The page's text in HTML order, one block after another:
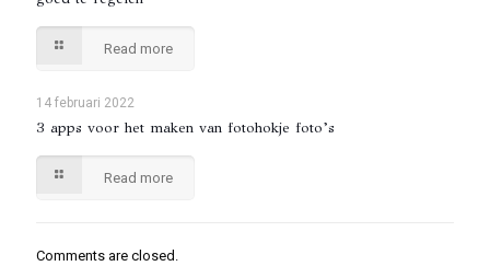
Read more
14 februari 2022
3 apps voor het maken van fotohokje foto’s
Read more
Comments are closed.